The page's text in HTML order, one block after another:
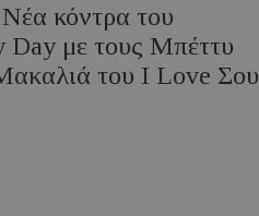
κόντρα του
Day με τους Μπέττυ
του Ι Love Σου